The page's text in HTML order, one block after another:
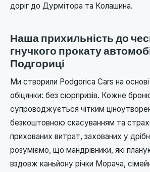
доріг до Дурмітора та Колашина.
Наша прихильність до
гнучкого прокату
Подгориці
Ми створили Podgorica Cars на основі
обіцянки: без сюрпризів. Кожне
супроводжується чітким
безкоштовною скасуванням та
прихованих витрат, захованих у
розуміємо, що мандрівники, які
вздовж каньйону річки Морача,